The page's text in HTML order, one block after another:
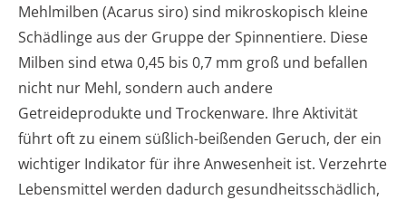
Mehlmilben (Acarus siro) sind mikroskopisch kleine
Schädlinge aus der Gruppe der Spinnentiere. Diese
Milben sind etwa 0,45 bis 0,7 mm groß und befallen
nicht nur Mehl, sondern auch andere
Getreideprodukte und Trockenware. Ihre Aktivität
führt oft zu einem süßlich-beißenden Geruch, der ein
wichtiger Indikator für ihre Anwesenheit ist. Verzehrte
Lebensmittel werden dadurch gesundheitsschädlich,